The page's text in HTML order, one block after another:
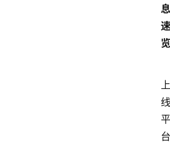
息
速
览
上
线
平
台